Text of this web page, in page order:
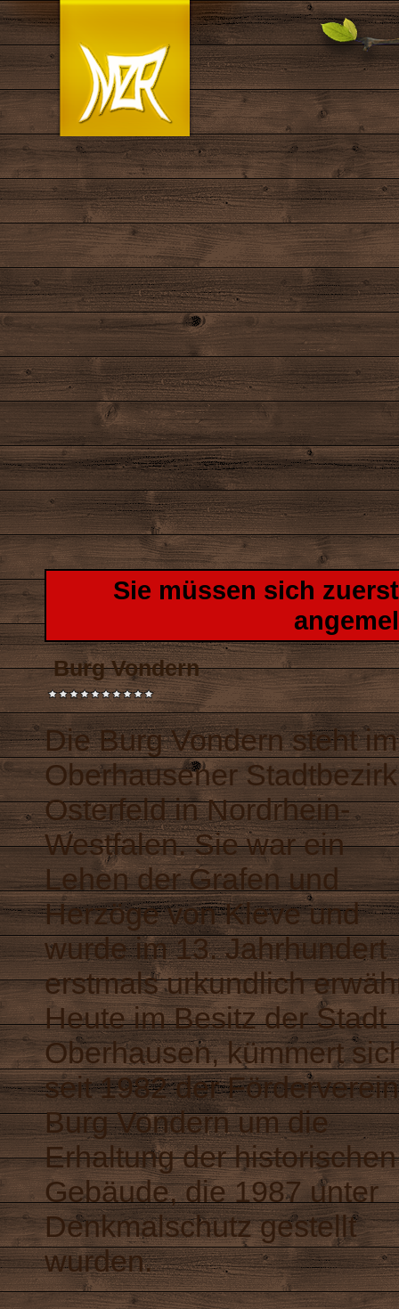
Sie müssen sich
Burg Vondern
Die Burg Vondern steht im
Oberhausener Stadtbezirk
Osterfeld in Nordrhein-
Westfalen. Sie war ein
Lehen der Grafen und
Herzöge von Kleve und
wurde im 13. Jahrhundert
erstmals urkundlich
Heute im Besitz der Stadt
Oberhausen, kümmert
seit 1982 der Förderverein
Burg Vondern um die
Erhaltung der historischen
Gebäude, die 1987 unter
Denkmalschutz gestellt
wurden.